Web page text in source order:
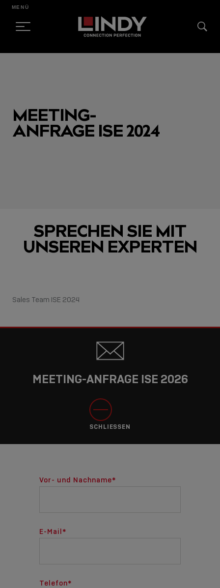
MENÜ
MEETING-
ANFRAGE ISE 2024
SPRECHEN SIE MIT
UNSEREN EXPERTEN
Sales Team ISE 2024
MEETING-ANFRAGE ISE 2026
SCHLIESSEN
Vor- und Nachname*
E-Mail*
Telefon*